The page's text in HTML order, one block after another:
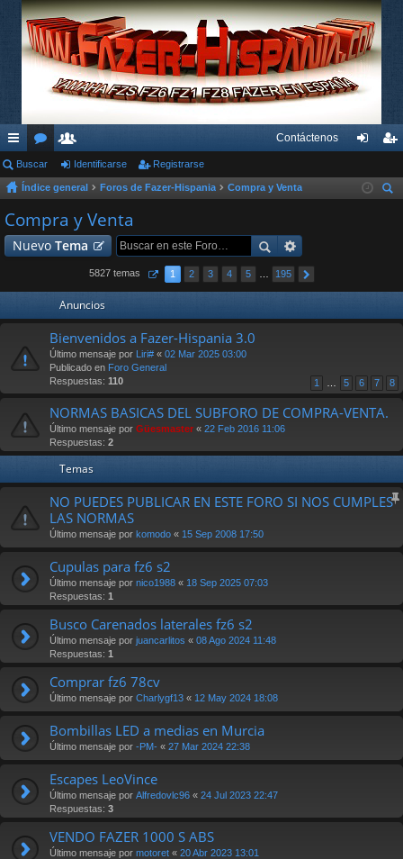
nl
ac
es
rá
or
os
su
ari
os
Contáctenos
nti ist
Buscar Identificarse Registrarse
Índice general Foros de Fazer-Hispania
Compra y Venta
Compra y Venta
Nuevo Tema
5827 temas 1 2 3 4 5 195
Anuncios
Bienvenidos a Fazer-Hispania 3.0
Último mensaje por Liri# « 02 Mar 2025 03:00
Publicado en Foro General
Respuestas: 110 1 5 6 7 8
NORMAS BASICAS DEL SUBFORO DE COMPRA-VENTA.
Último mensaje por Güesmaster « 22 Feb 2016 11:06
Respuestas: 2
Temas
NO PUEDES PUBLICAR EN ESTE FORO SI NOS CUMPLES
LAS NORMAS
Último mensaje por komodo « 15 Sep 2008 17:50
Cupulas para fz6 s2
Último mensaje por nico1988 « 18 Sep 2025 07:03
Respuestas: 1
Busco Carenados laterales fz6 s2
Último mensaje por juancarlitos « 08 Ago 2024 11:48
Respuestas: 1
Comprar fz6 78cv
Último mensaje por Charlygf13 « 12 May 2024 18:08
Bombillas LED a medias en Murcia
Último mensaje por -PM- « 27 Mar 2024 22:38
Escapes LeoVince
Último mensaje por Alfredovlc96 « 24 Jul 2023 22:47
Respuestas: 3
VENDO FAZER 1000 S ABS
Último mensaje por motoret « 20 Abr 2023 13:01